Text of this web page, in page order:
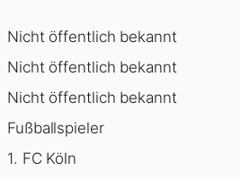
Nicht öffentlich bekannt
Nicht öffentlich bekannt
Nicht öffentlich bekannt
Fußballspieler
1. FC Köln